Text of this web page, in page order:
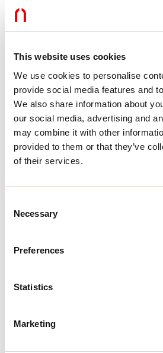
This website uses cookies
We use cookies to personalise
provide social media features and
We also share information about
our social media, advertising and
may combine it with other
provided to them or that they’ve
of their services.
Selection
Necessary
Preferences
Statistics
Marketing
CE-ZERTIFIZIERUNGEN
BIM/CAD
DATENBLATT
Übereinstimmung
Zertifiziertes Gerät in der RISIKO-FREIEN
Übereinstimmung mit der Bestimmung CEI